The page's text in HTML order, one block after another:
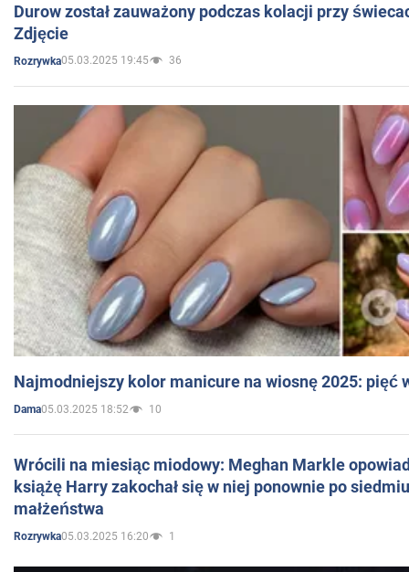
Durow został zauważony podczas kolacji przy
Zdjęcie
Rozrywka05.03.2025 19:45 36
Najmodniejszy kolor manicure na wiosnę 2025: pięć
Dama05.03.2025 18:52 10
Wrócili na miesiąc miodowy: Meghan Markle
książę Harry zakochał się w niej ponownie po
małżeństwa
Rozrywka05.03.2025 16:20 1